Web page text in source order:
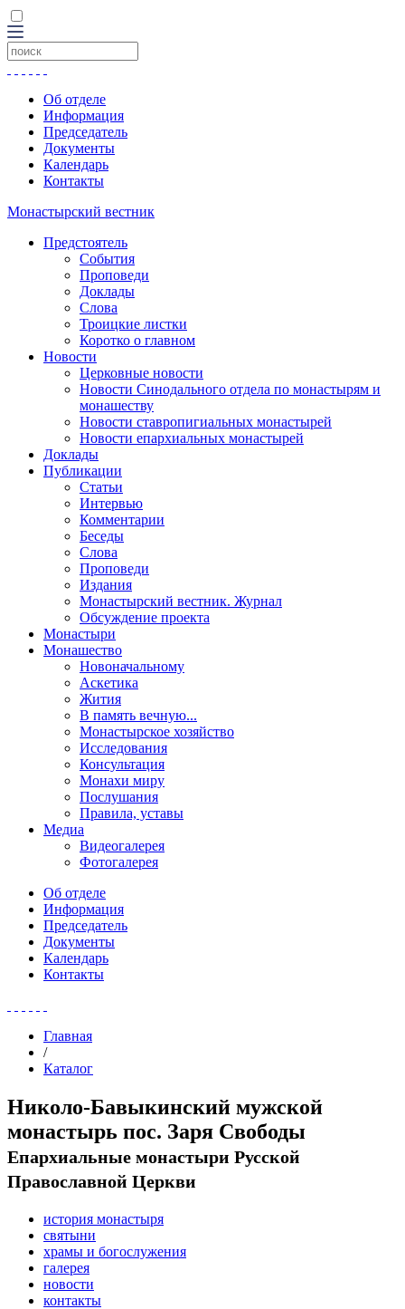
Об отделе
Информация
Председатель
Документы
Календарь
Контакты
Монастырский вестник
Предстоятель
События
Проповеди
Доклады
Слова
Троицкие листки
Коротко о главном
Новости
Церковные новости
Новости Синодального отдела по монастырям и
монашеству
Новости ставропигиальных монастырей
Новости епархиальных монастырей
Доклады
Публикации
Статьи
Интервью
Комментарии
Беседы
Слова
Проповеди
Издания
Монастырский вестник. Журнал
Обсуждение проекта
Монастыри
Монашество
Новоначальному
Аскетика
Жития
В память вечную...
Монастырское хозяйство
Исследования
Консультация
Монахи миру
Послушания
Правила, уставы
Медиа
Видеогалерея
Фотогалерея
Об отделе
Информация
Председатель
Документы
Календарь
Контакты
Главная
/
Каталог
Николо-Бавыкинский мужской
монастырь пос. Заря Свободы
Епархиальные монастыри Русской
Православной Церкви
история монастыря
святыни
храмы и богослужения
галерея
новости
контакты